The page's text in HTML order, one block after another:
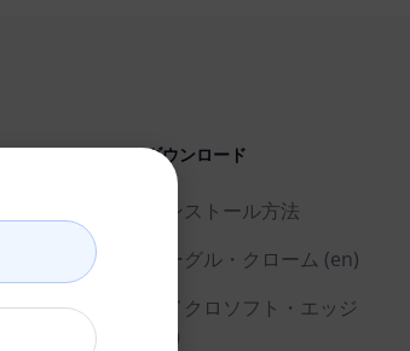
ダウンロード
インストール方法
グーグル・クローム (en)
マイクロソフト・エッジ
(en)